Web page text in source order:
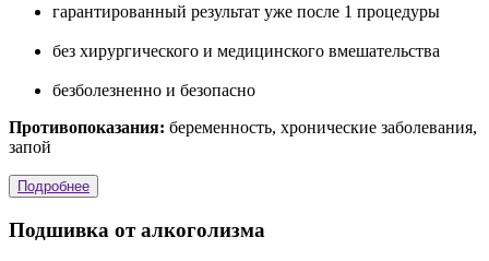
гарантированный результат уже после 1 процедуры
без хирургического и медицинского вмешательства
безболезненно и безопасно
Противопоказания: беременность, хронические заболевания,
запой
Подробнее
Подшивка от алкоголизма